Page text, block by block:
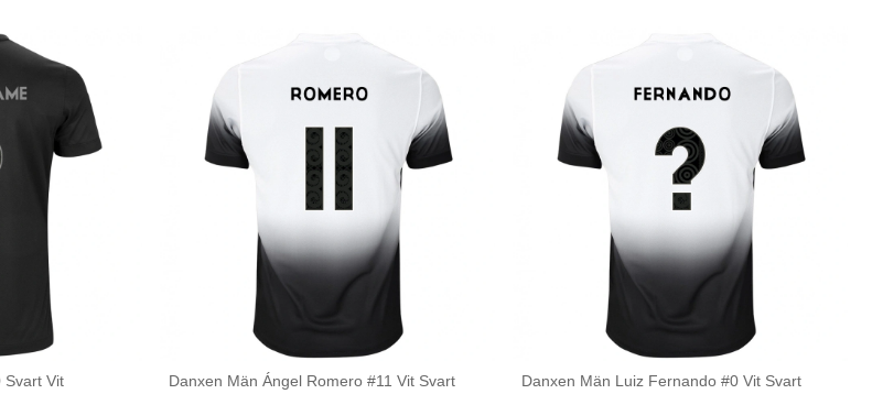
Svart Vit
Danxen Män Ángel Romero #11 Vit Svart
Danxen Män Luiz Fernando #0 Vit Svart